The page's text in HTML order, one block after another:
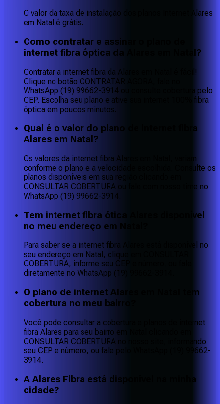
O valor da taxa de instalação dos planos Internet Alares
em Natal é grátis.
Como contratar e assinar o plano de
internet fibra óptica da Alares em Natal?
Contratar a internet fibra da Alares em Natal é fácil!
Clique no botão CONTRATAR AGORA, fale no
WhatsApp (19) 99662-3914 ou consulte cobertura pelo
CEP. Escolha seu plano e ative sua internet 100% fibra
óptica em poucos minutos.
Qual é o valor do plano de internet fibra
Alares em Natal?
Os valores da internet fibra Alares em Natal, variam
conforme o plano e a velocidade escolhida. Consulte os
planos disponíveis em sua região clicando em
CONSULTAR COBERTURA ou fale com nosso time no
WhatsApp (19) 99662-3914.
Tem internet fibra ótica Alares disponível
no meu endereço em Natal?
Para saber se a internet fibra Alares está disponível no
seu endereço em Natal, clique em CONSULTAR
COBERTURA, informe seu CEP e número, ou fale
diretamente no WhatsApp (19) 99662-3914.
O plano de internet Alares em Natal tem
cobertura no meu bairro?
Você pode consultar a cobertura e planos de internet
fibra Alares para seu bairro em Natal clicando em
CONSULTAR COBERTURA no nosso site, informando
seu CEP e número, ou fale pelo WhatsApp (19) 99662-
3914.
A Alares Fibra está disponível na minha
cidade?